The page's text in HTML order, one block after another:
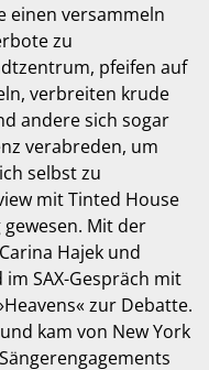
einen versammeln
zu
pfeifen auf
verbreiten krude
andere sich sogar
verabreden, um
selbst zu
mit Tinted House
Mit der
Hajek und
SAX-Gespräch mit
zur Debatte.
kam von New York